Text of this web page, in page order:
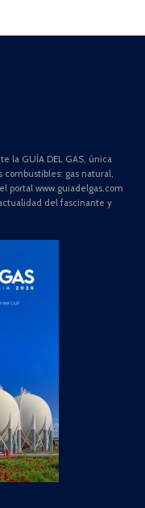
la GUÍA DEL GAS, única
gas natural,
portal www.guiadelgas.com
del fascinante y